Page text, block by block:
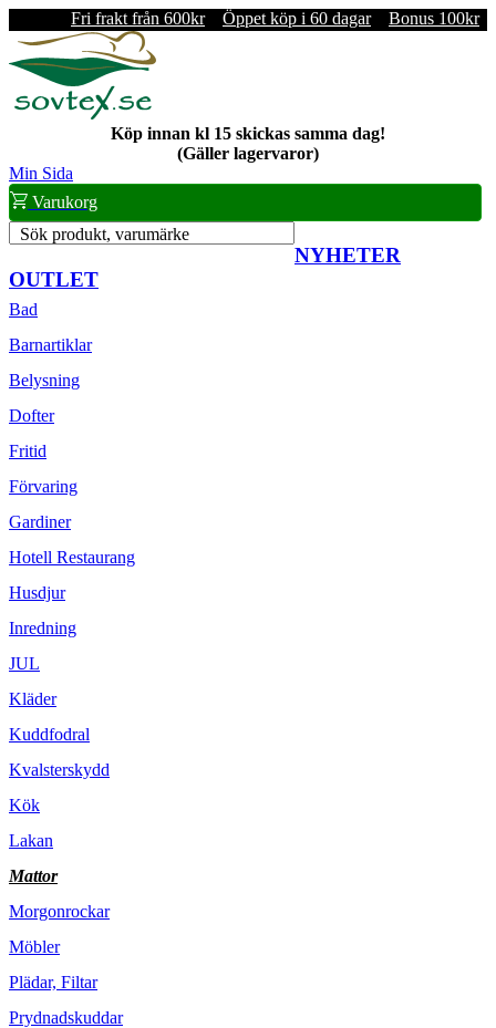
Fri frakt från 600kr Öppet köp i 60 dagar Bonus 100kr
Köp innan kl 15 skickas samma dag!
(Gäller lagervaror)
Min Sida
Varukorg
Sök produkt, varumärke
NYHETER
OUTLET
Bad
Barnartiklar
Belysning
Dofter
Fritid
Förvaring
Gardiner
Hotell Restaurang
Husdjur
Inredning
JUL
Kläder
Kuddfodral
Kvalsterskydd
Kök
Lakan
Mattor
Morgonrockar
Möbler
Plädar, Filtar
Prydnadskuddar